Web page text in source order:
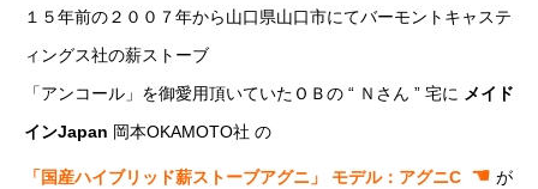
１５年前の２００７年から山口県山口市にてバーモントキャステ
ィングス社の薪ストーブ
「アンコール」を御愛用頂いていたＯＢの “ Ｎさん ” 宅に メイド
インJapan 岡本OKAMOTO社 の
「国産ハイブリッド薪ストーブアグニ」 モデル：アグニC ☚ が